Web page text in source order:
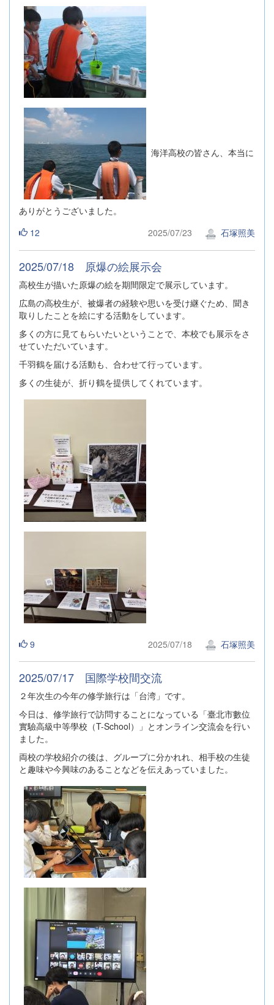
海洋高校の皆さん、本当に
ありがとうございました。
12
2025/07/23 石塚照美
2025/07/18 原爆の絵展示会
高校生が描いた原爆の絵を期間限定で展示しています。
広島の高校生が、被爆者の経験や思いを受け継ぐため、聞き
取りしたことを絵にする活動をしています。
多くの方に見てもらいたいということで、本校でも展示をさ
せていただいています。
千羽鶴を届ける活動も、合わせて行っています。
多くの生徒が、折り鶴を提供してくれています。
9 2025/07/18 石塚照美
2025/07/17 国際学校間交流
２年次生の今年の修学旅行は「台湾」です。
今日は、修学旅行で訪問することになっている「臺北市數位
實驗高級中等學校（T-School）」とオンライン交流会を行い
ました。
両校の学校紹介の後は、グループに分かれれ、相手校の生徒
と趣味や今興味のあることなどを伝えあっていました。